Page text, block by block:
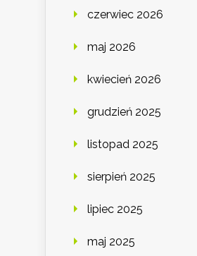
czerwiec 2026
maj 2026
kwiecień 2026
grudzień 2025
listopad 2025
sierpień 2025
lipiec 2025
maj 2025